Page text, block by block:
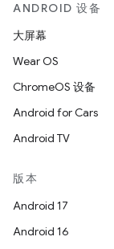
ANDROID 设备
大屏幕
Wear OS
ChromeOS 设备
Android for Cars
Android TV
版本
Android 17
Android 16